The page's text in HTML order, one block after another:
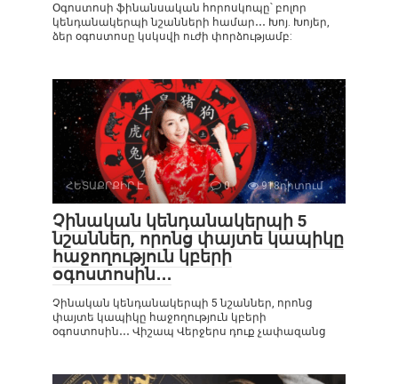
Օգոստոսի ֆինանսական հորոսկոպը՝ բոլոր
կենդանակերպի նշանների համար․․․ Խոյ. Խոյեր,
ձեր օգոստոսը կսկսվի ուժի փորձությամբ:
ՀԵՏԱՔՐՔԻՐ Է 0 918դիտում
Չինական կենդանակերպի 5
նշաններ, որոնց փայտե կապիկը
հաջողություն կբերի
օգոստոսին․․․
Չինական կենդանակերպի 5 նշաններ, որոնց
փայտե կապիկը հաջողություն կբերի
օգոստոսին․․․ Վիշապ Վերջերս դուք չափազանց